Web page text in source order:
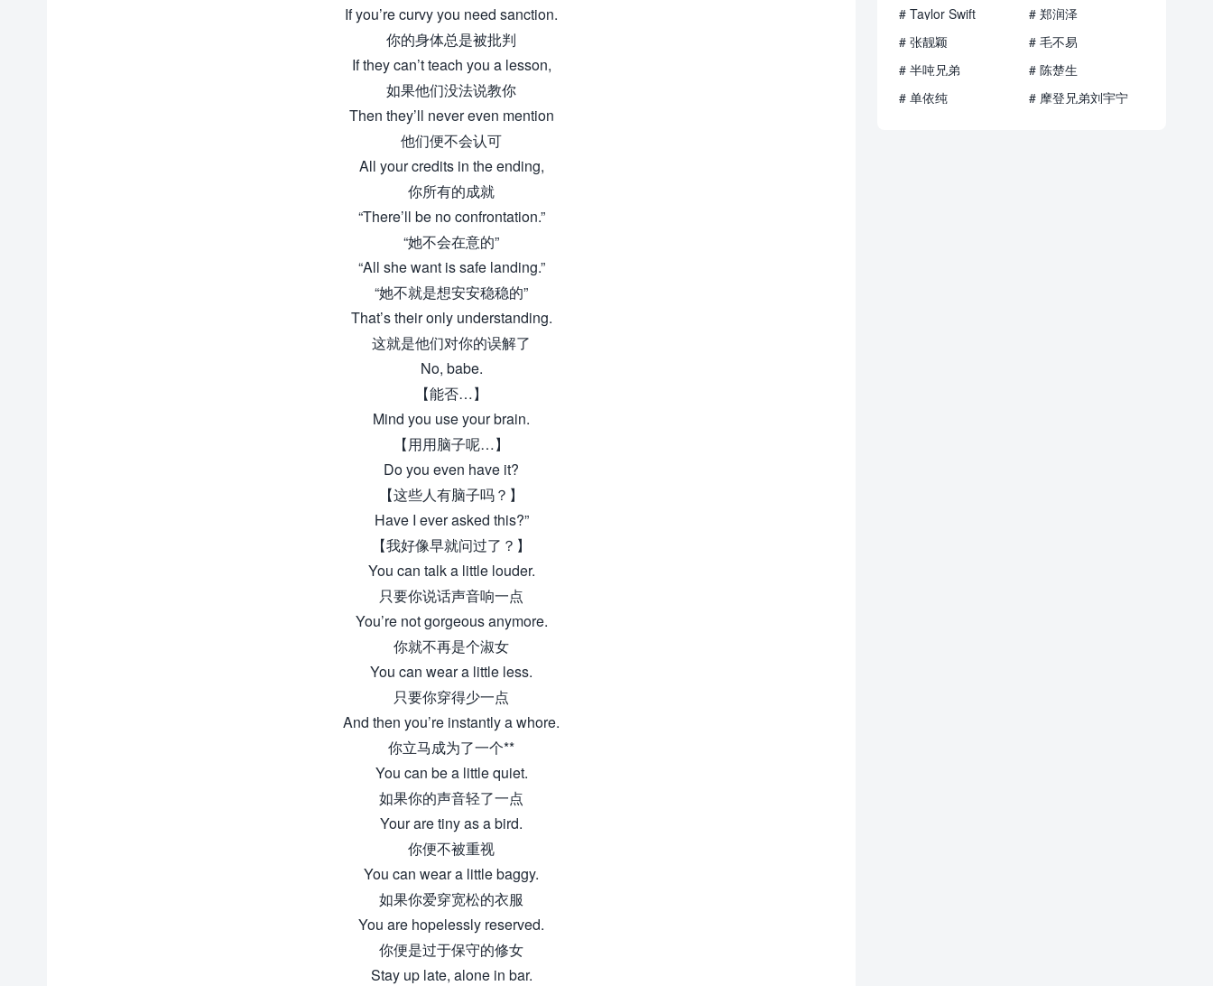
If you’re curvy you need sanction.
你的身体总是被批判
If they can’t teach you a lesson,
如果他们没法说教你
Then they’ll never even mention
他们便不会认可
All your credits in the ending,
你所有的成就
“There’ll be no confrontation.”
“她不会在意的”
“All she want is safe landing.”
“她不就是想安安稳稳的”
That’s their only understanding.
这就是他们对你的误解了
No, babe.
【能否…】
Mind you use your brain.
【用用脑子呢…】
Do you even have it?
【这些人有脑子吗？】
Have I ever asked this?”
【我好像早就问过了？】
You can talk a little louder.
只要你说话声音响一点
You’re not gorgeous anymore.
你就不再是个淑女
You can wear a little less.
只要你穿得少一点
And then you’re instantly a whore.
你立马成为了一个**
You can be a little quiet.
如果你的声音轻了一点
Your are tiny as a bird.
你便不被重视
You can wear a little baggy.
如果你爱穿宽松的衣服
You are hopelessly reserved.
你便是过于保守的修女
Stay up late, alone in bar.
# Taylor Swift
# 郑润泽
# 张靓颖
# 毛不易
# 半吨兄弟
# 陈楚生
# 单依纯
# 摩登兄弟刘宇宁